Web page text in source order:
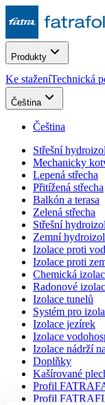
Produkty
Ke staženíTechnická
Čeština
Čeština
Střešní
Mechanicky
Lepená střecha
Přitížená střecha
Balkón a terasa
Zelená střecha
Střešní
Zemní
Izolace proti
Izolace proti
Chemická
Radonové
Izolace tunelů
Systém pro
Izolace jezírek
Izolace
Izolace nádrží
Doplňky
Kašírované
Profil
Profil